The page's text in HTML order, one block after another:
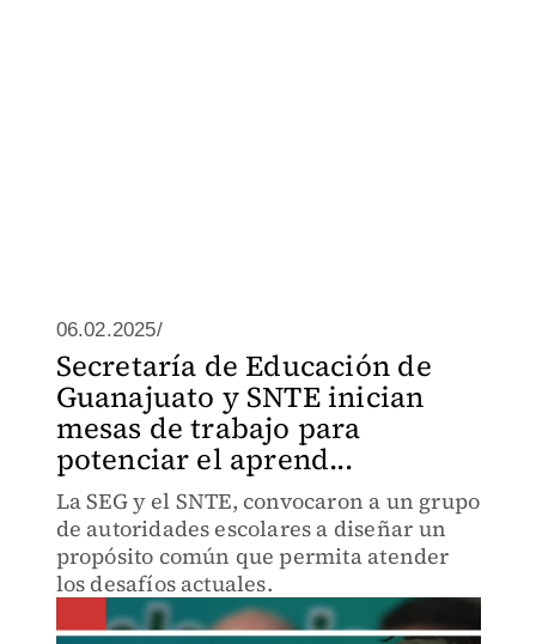
06.02.2025/
Secretaría de Educación de
Guanajuato y SNTE inician
mesas de trabajo para
potenciar el aprend...
La SEG y el SNTE, convocaron a un grupo
de autoridades escolares a diseñar un
propósito común que permita atender
los desafíos actuales.